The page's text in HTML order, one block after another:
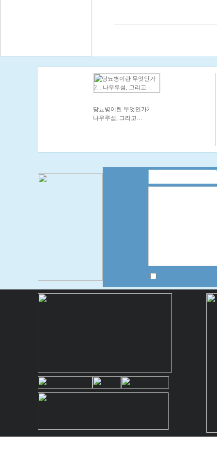
당뇨병이란 무엇인가2....
나우루섬, 그리고…